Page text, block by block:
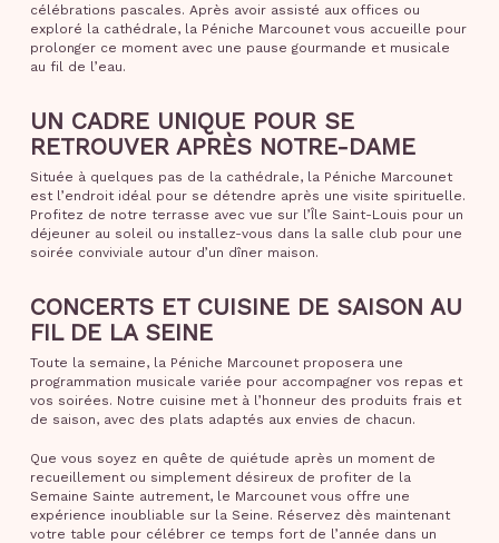
célébrations pascales. Après avoir assisté aux offices ou
exploré la cathédrale, la Péniche Marcounet vous accueille pour
prolonger ce moment avec une pause gourmande et musicale
au fil de l’eau.
UN CADRE UNIQUE POUR SE
RETROUVER APRÈS NOTRE-DAME
Située à quelques pas de la cathédrale, la Péniche Marcounet
est l’endroit idéal pour se détendre après une visite spirituelle.
Profitez de notre terrasse avec vue sur l’Île Saint-Louis pour un
déjeuner au soleil ou installez-vous dans la salle club pour une
soirée conviviale autour d’un dîner maison.
CONCERTS ET CUISINE DE SAISON AU
FIL DE LA SEINE
Toute la semaine, la Péniche Marcounet proposera une
programmation musicale variée pour accompagner vos repas et
vos soirées. Notre cuisine met à l’honneur des produits frais et
de saison, avec des plats adaptés aux envies de chacun.
Que vous soyez en quête de quiétude après un moment de
recueillement ou simplement désireux de profiter de la
Semaine Sainte autrement, le Marcounet vous offre une
expérience inoubliable sur la Seine. Réservez dès maintenant
votre table pour célébrer ce temps fort de l’année dans un